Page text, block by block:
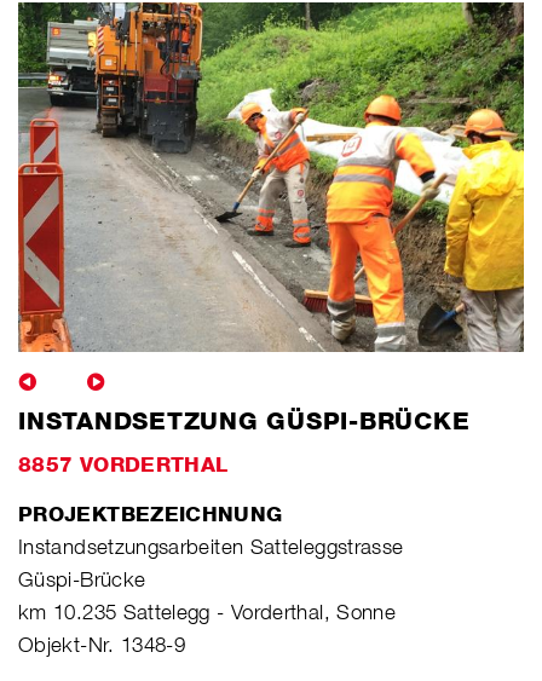
INSTANDSETZUNG GÜSPI-BRÜCKE
8857 VORDERTHAL
PROJEKTBEZEICHNUNG
Instandsetzungsarbeiten Satteleggstrasse
Güspi-Brücke
km 10.235 Sattelegg - Vorderthal, Sonne
Objekt-Nr. 1348-9